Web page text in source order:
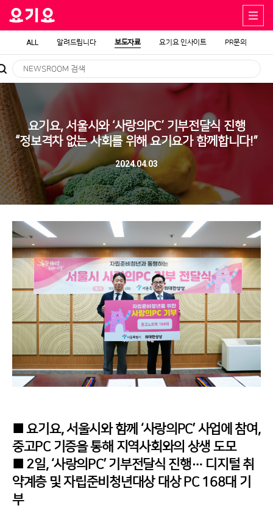
ALL 알려드립니다 보도자료 요기요 인사이트 PR문의
요기요, 서울시와 ‘사랑의PC’ 기부전달식 진행
“정보격차 없는 사회를 위해 요기요가 함께합니다!”
2024.04.03
■ 요기요, 서울시와 함께 ‘사랑의PC’ 사업에 참여,
중고PC 기증을 통해 지역사회와의 상생 도모
■ 2일, ‘사랑의PC’ 기부전달식 진행… 디지털 취
약계층 및 자립준비청년대상 대상 PC 168대 기
부